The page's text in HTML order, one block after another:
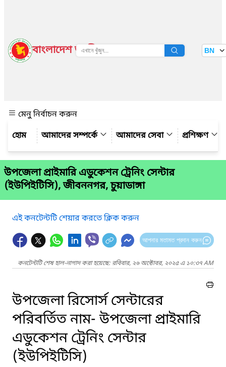
বাংলাদেশ জাতীয় তথ্য বাতায়ন BN
মেনু নির্বাচন করুন
আমাদের সম্পর্কে
আমাদের সেবা প্রশিক্ষণ
উপজেলা প্রাইমারি এডুকেশন ট্রেনিং সেন্টার
(ইউপিইটিসি), জীবননগর, চুয়াডাঙ্গা
এই কনটেন্টটি শেয়ার করতে ক্লিক করুন
আপনার মতামত প্রদান করুন
কনটেন্টটি শেষ হাল-নাগাদ করা হয়েছে: রবিবার, ২৬ অক্টোবর, ২০২৫ এ ১০:৩৭ AM
উপজেলা রিসোর্স সেন্টারের
পরিবর্তিত নাম- উপজেলা প্রাইমারি
এডুকেশন ট্রেনিং সেন্টার
(ইউপিইটিসি)